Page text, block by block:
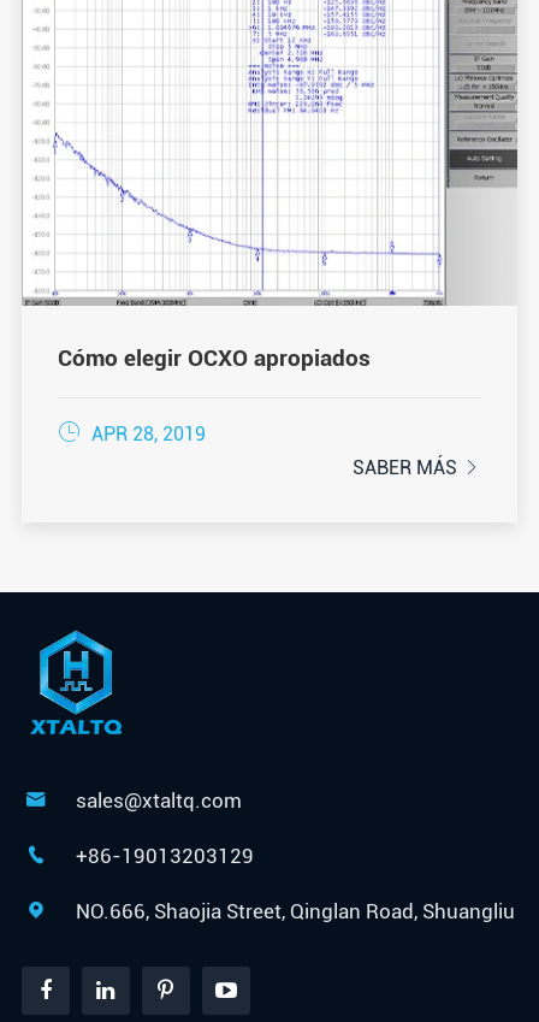
Cómo elegir OCXO apropiados
 APR 28, 2019
SABER MÁS

 sales@xtaltq.com
 +86-19013203129
 NO.666, Shaojia Street, Qinglan Road, Shuangliu